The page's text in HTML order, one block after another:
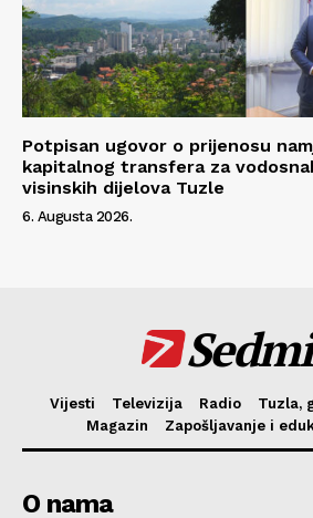
Potpisan ugovor o prijenosu
kapitalnog transfera za
visinskih dijelova Tuzle
6. Augusta 2026.
Vijesti Televizija Radio Tuzla,
Magazin
Zapošljavanje i
O nama